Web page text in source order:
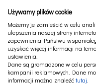
Koszyczek został wykonany ze
za trwałość, naturalne piękno i
Len zachwyca swoją szlachetną
materiał wybierany przez osoby
wykonania. Dzięki swojej
kolekcji Pure Nature, pozwalając
dziecka.
Używamy plików cookie
Możemy je zamieścić w celu
ulepszenia naszej strony
zapewnienia Państwu
uzyskać więcej informacji na
ustawienia.
Dane są gromadzone w celu
kampanii reklamowych. Dane
informacji można znaleźć tutaj